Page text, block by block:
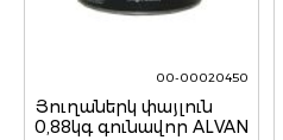
00-00020450
Յուղաներկ փայլուն
0,88կգ գունավոր ALVAN